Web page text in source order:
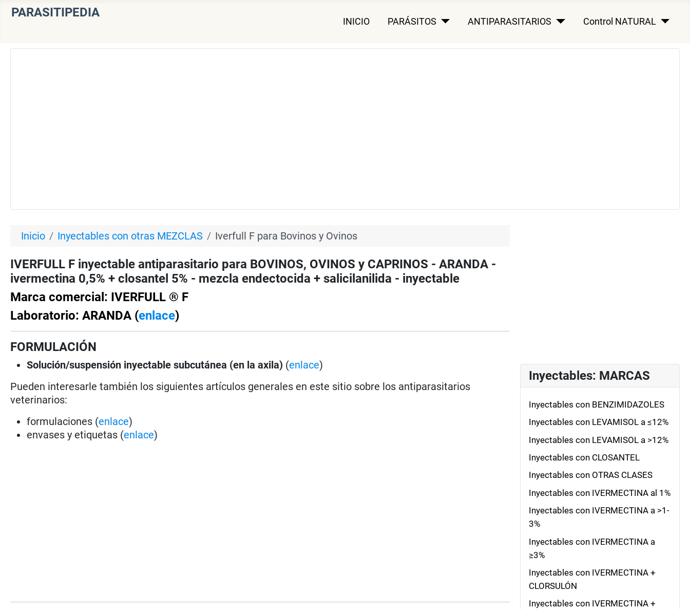
PARASITIPEDIA
INICIO PARÁSITOS ANTIPARASITARIOS Control NATURAL
Inicio Inyectables con otras MEZCLAS Iverfull F para Bovinos y Ovinos
IVERFULL F inyectable antiparasitario para BOVINOS, OVINOS y CAPRINOS - ARANDA -
ivermectina 0,5% + closantel 5% - mezcla endectocida + salicilanilida - inyectable
Marca comercial: IVERFULL ® F
Laboratorio: ARANDA (enlace)
FORMULACIÓN
Solución/suspensión inyectable subcutánea (en la axila) (enlace)
Pueden interesarle también los siguientes artículos generales en este sitio sobre los antiparasitarios
veterinarios:
formulaciones (enlace)
envases y etiquetas (enlace)
Inyectables: MARCAS
Inyectables con BENZIMIDAZOLES
Inyectables con LEVAMISOL a ≤12%
Inyectables con LEVAMISOL a >12%
Inyectables con CLOSANTEL
Inyectables con OTRAS CLASES
Inyectables con IVERMECTINA al 1%
Inyectables con IVERMECTINA a >1-
3%
Inyectables con IVERMECTINA a
≥3%
Inyectables con IVERMECTINA +
CLORSULÓN
Inyectables con IVERMECTINA +